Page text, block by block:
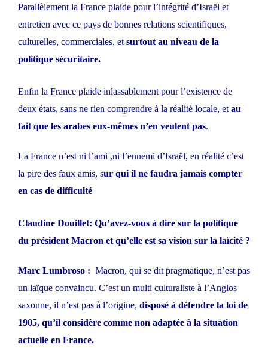
Parallèlement la France plaide pour l’intégrité d’Israël et
entretien avec ce pays de bonnes relations scientifiques,
culturelles, commerciales, et surtout au niveau de la
politique sécuritaire.
Enfin la France plaide inlassablement pour l’existence de
deux états, sans ne rien comprendre à la réalité locale, et au
fait que les arabes eux-mêmes n’en veulent pas.
La France n’est ni l’ami ,ni l’ennemi d’Israël, en réalité c’est
la pire des faux amis, sur qui il ne faudra jamais compter
en cas de difficulté
Claudine Douillet: Qu’avez-vous à dire sur la politique
du président Macron et qu’elle est sa vision sur la laïcité ?
Marc Lumbroso : Macron, qui se dit pragmatique, n’est pas
un laïque convaincu. C’est un multi culturaliste à l’Anglos
saxonne, il n’est pas à l’origine, disposé à défendre la loi de
1905, qu’il considère comme non adaptée à la situation
actuelle en France.